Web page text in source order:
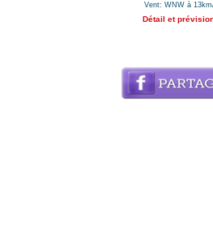
Vent: WNW à
Détail et